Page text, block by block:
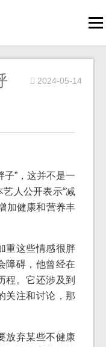
2024-05-14
子”，这并不是一
人公开表示“减
加健康和营养丰
重这些情感很胖
障碍，他曾经在
程。它还涉及到
关注和讨论，那
放弃某些不健康